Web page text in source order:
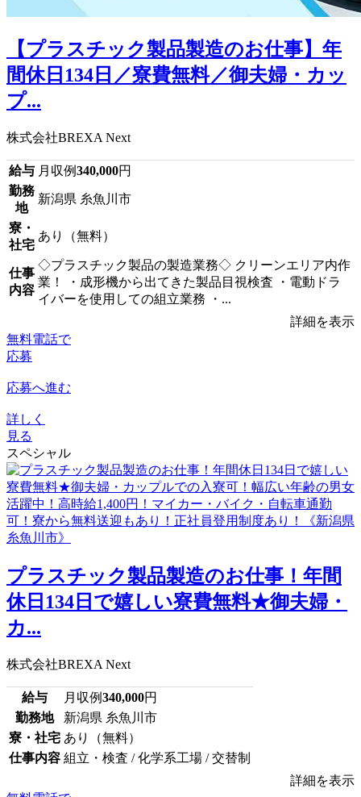
【プラスチック製品製造のお仕事】年
間休日134日／寮費無料／御夫婦・カッ
プ...
株式会社BREXA Next
給与 月収例340,000円
勤務
地
新潟県 糸魚川市
寮・
社宅
あり（無料）
仕事
内容
◇プラスチック製品の製造業務◇ クリーンエリア内作
業！ ・成形機から出てきた製品目視検査 ・電動ドラ
イバーを使用しての組立業務 ・...
詳細を表示
無料電話で
応募
応募へ進む
詳しく
見る
スペシャル
プラスチック製品製造のお仕事！年間
休日134日で嬉しい寮費無料★御夫婦・
カ...
株式会社BREXA Next
給与 月収例340,000円
勤務地
新潟県 糸魚川市
寮・社宅 あり（無料）
仕事内容 組立・検査 / 化学系工場 / 交替制
詳細を表示